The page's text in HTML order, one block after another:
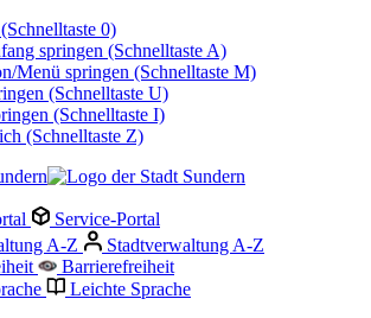
0)
springen (Schnelltaste A)
Menü springen (Schnelltaste M)
(Schnelltaste U)
(Schnelltaste I)
(Schnelltaste Z)
Service-Portal
A-Z
Stadtverwaltung A-Z
Barrierefreiheit
Leichte Sprache